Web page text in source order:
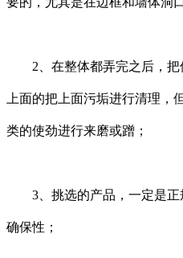
2、在整体都弄完之后，把
上面的把上面污垢进行清理，
类的使劲进行来磨或蹭；
3、挑选的产品，一定是正
确保性；